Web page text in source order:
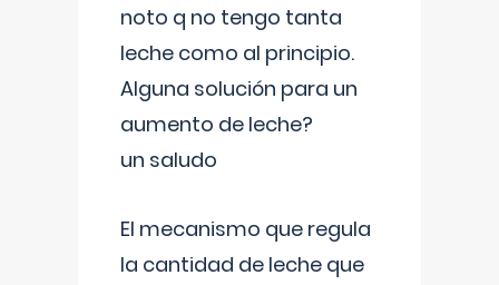
noto q no tengo tanta
leche como al principio.
Alguna solución para un
aumento de leche?
un saludo
El mecanismo que regula
la cantidad de leche que